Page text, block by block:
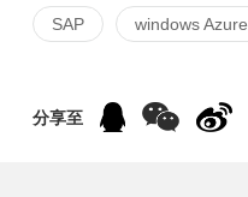
SAP windows Azure
分享至